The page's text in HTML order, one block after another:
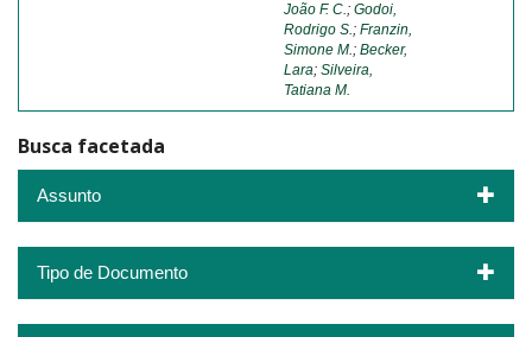
João F. C.; Godoi,
Rodrigo S.; Franzin,
Simone M.; Becker,
Lara; Silveira,
Tatiana M.
Busca facetada
Assunto
Tipo de Documento